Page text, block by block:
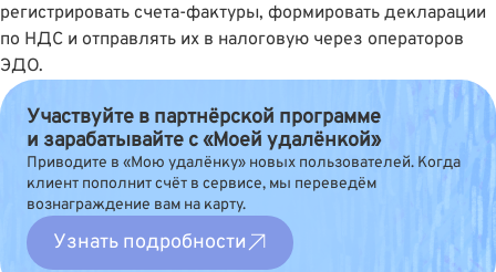
регистрировать счета-фактуры, формировать декларации
по НДС и отправлять их в налоговую через операторов
ЭДО.
Участвуйте в партнёрской программе
и зарабатывайте с «Моей удалёнкой»
Приводите в «Мою удалёнку» новых пользователей. Когда
клиент пополнит счёт в сервисе, мы переведём
вознаграждение вам на карту.
Узнать подробности